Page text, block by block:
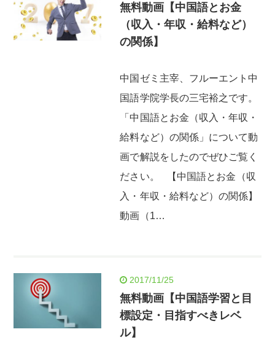
無料動画【中国語とお金
（収入・年収・給料など）
の関係】
中国ゼミ主宰、フルーエント中
国語学院学長の三宅裕之です。
「中国語とお金（収入・年収・
給料など）の関係」について動
画で解説をしたのでぜひご覧く
ださい。 【中国語とお金（収
入・年収・給料など）の関係】
動画（1…
2017/11/25
無料動画【中国語学習と目
標設定・目指すべきレベ
ル】